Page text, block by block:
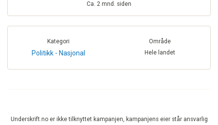
Ca. 2 mnd. siden
Kategori
Politikk - Nasjonal
Område
Hele landet
Underskrift.no er ikke tilknyttet kampanjen, kampanjens eier står ansvarlig